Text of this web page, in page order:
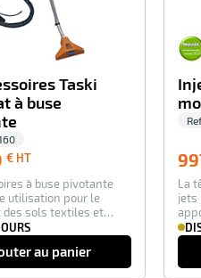
Taski
à buse
€ HT
HT
à buse pivotante
utilisation pour le
sols textiles et
au panier
La
jets
u…